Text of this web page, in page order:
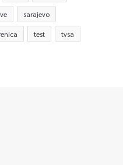
sarajevo
test tvsa